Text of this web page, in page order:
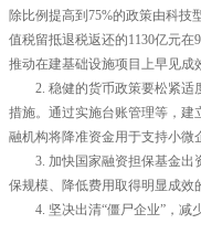
除比例提高到75%的政策由科技
值税留抵退税返还的1130亿元
推动在建基础设施项目上早见成
2. 稳健的货币政策要松紧
措施。通过实施台账管理等，建
融机构将降准资金用于支持小微
3. 加快国家融资担保基金出
保规模、降低费用取得明显成效
4. 坚决出清“僵尸企业”，